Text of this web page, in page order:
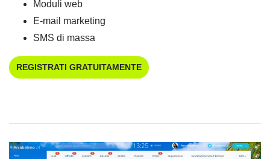
Moduli web
E-mail marketing
SMS di massa
REGISTRATI GRATUITAMENTE